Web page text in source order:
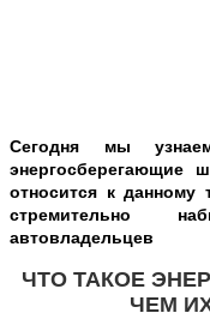
Сегодня мы
энергосберегающие
относится к данному
стремительно
автовладельцев
ЧТО ТАКОЕ
ЧЕМ